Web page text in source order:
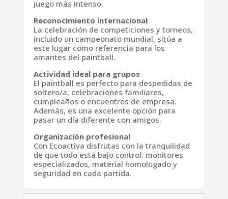
juego más intenso.
Reconocimiento internacional
La celebración de competiciones y torneos,
incluido un campeonato mundial, sitúa a
este lugar como referencia para los
amantes del paintball.
Actividad ideal para grupos
El paintball es perfecto para despedidas de
soltero/a, celebraciones familiares,
cumpleaños o encuentros de empresa.
Además, es una excelente opción para
pasar un día diferente con amigos.
Organización profesional
Con Ecoactiva disfrutas con la tranquilidad
de que todo está bajo control: monitores
especializados, material homologado y
seguridad en cada partida.